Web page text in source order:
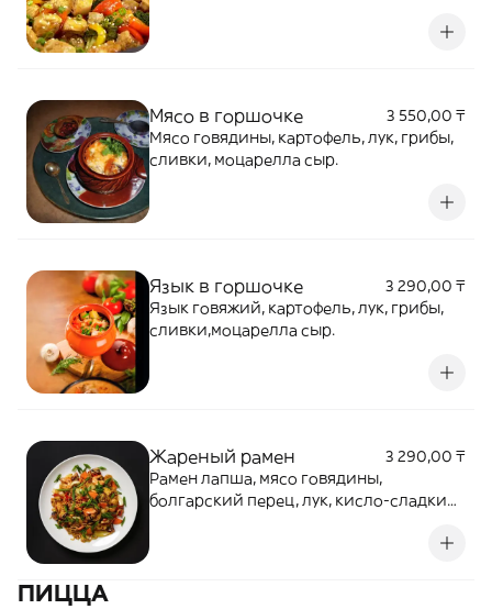
Мясо в горшочке
3 550,00 ₸
Мясо говядины, картофель, лук, грибы,
сливки, моцарелла сыр.
Язык в горшочке
3 290,00 ₸
Язык говяжий, картофель, лук, грибы,
сливки,моцарелла сыр.
Жареный рамен
3 290,00 ₸
Рамен лапша, мясо говядины,
болгарский перец, лук, кисло-сладкий
ПИЦЦА